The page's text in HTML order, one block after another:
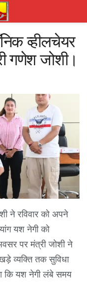
व्हीलचेयर
गणेश जोशी।
ने रविवार को अपने
यश नेगी को
पर मंत्री जोशी ने
व्यक्ति तक सुविधा
कि यश नेगी लंबे समय